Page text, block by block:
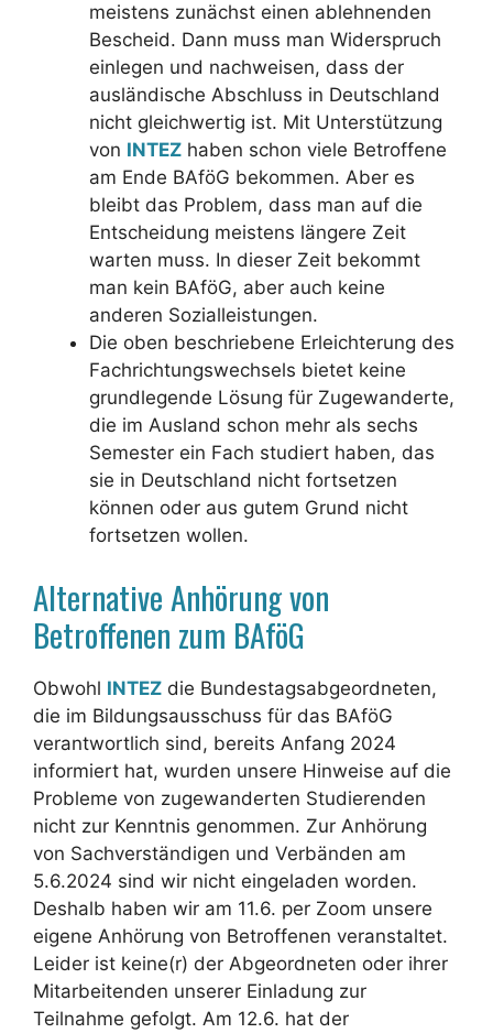
meistens zunächst einen ablehnenden
Bescheid. Dann muss man Widerspruch
einlegen und nachweisen, dass der
ausländische Abschluss in Deutschland
nicht gleichwertig ist. Mit Unterstützung
von INTEZ haben schon viele Betroffene
am Ende BAföG bekommen. Aber es
bleibt das Problem, dass man auf die
Entscheidung meistens längere Zeit
warten muss. In dieser Zeit bekommt
man kein BAföG, aber auch keine
anderen Sozialleistungen.
Die oben beschriebene Erleichterung des
Fachrichtungswechsels bietet keine
grundlegende Lösung für Zugewanderte,
die im Ausland schon mehr als sechs
Semester ein Fach studiert haben, das
sie in Deutschland nicht fortsetzen
können oder aus gutem Grund nicht
fortsetzen wollen.
Alternative Anhörung von
Betroffenen zum BAföG
Obwohl INTEZ die Bundestagsabgeordneten,
die im Bildungsausschuss für das BAföG
verantwortlich sind, bereits Anfang 2024
informiert hat, wurden unsere Hinweise auf die
Probleme von zugewanderten Studierenden
nicht zur Kenntnis genommen. Zur Anhörung
von Sachverständigen und Verbänden am
5.6.2024 sind wir nicht eingeladen worden.
Deshalb haben wir am 11.6. per Zoom unsere
eigene Anhörung von Betroffenen veranstaltet.
Leider ist keine(r) der Abgeordneten oder ihrer
Mitarbeitenden unserer Einladung zur
Teilnahme gefolgt. Am 12.6. hat der